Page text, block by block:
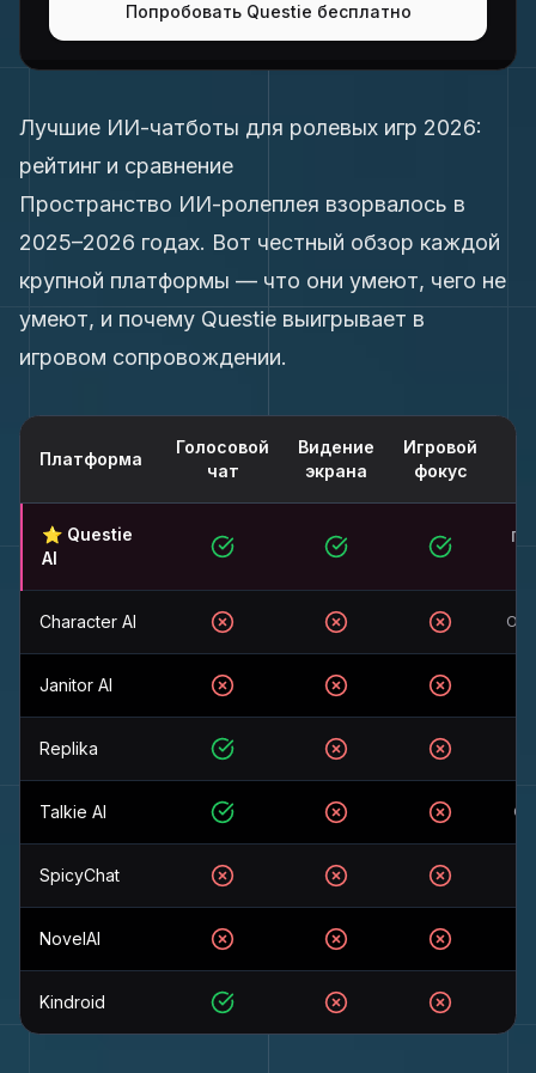
Попробовать Questie бесплатно
Лучшие ИИ-чатботы для ролевых игр 2026:
рейтинг и сравнение
Пространство ИИ-ролеплея взорвалось в
2025–2026 годах. Вот честный обзор каждой
крупной платформы — что они умеют, чего не
умеют, и почему Questie выигрывает в
игровом сопровождении.
Платформа
Голосовой
чат
Видение
экрана
Игровой
фокус
⭐ Questie
AI
Character AI
Janitor AI
Replika
Talkie AI
SpicyChat
NovelAI
Kindroid